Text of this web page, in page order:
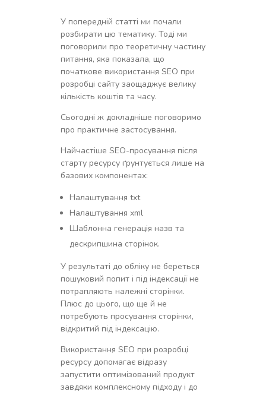
У попередній статті ми почали
розбирати цю тематику. Тоді ми
поговорили про теоретичну частину
питання, яка показала, що
початкове використання SEO при
розробці сайту заощаджує велику
кількість коштів та часу.
Сьогодні ж докладніше поговоримо
про практичне застосування.
Найчастіше SEO-просування після
старту ресурсу ґрунтується лише на
базових компонентах:
Налаштування txt
Налаштування xml
Шаблонна генерація назв та
дескрипшина сторінок.
У результаті до обліку не береться
пошуковий попит і під індексації не
потрапляють належні сторінки.
Плюс до цього, що ще й не
потребують просування сторінки,
відкритий під індексацію.
Використання SEO при розробці
ресурсу допомагає відразу
запустити оптимізований продукт
завдяки комплексному підходу і до